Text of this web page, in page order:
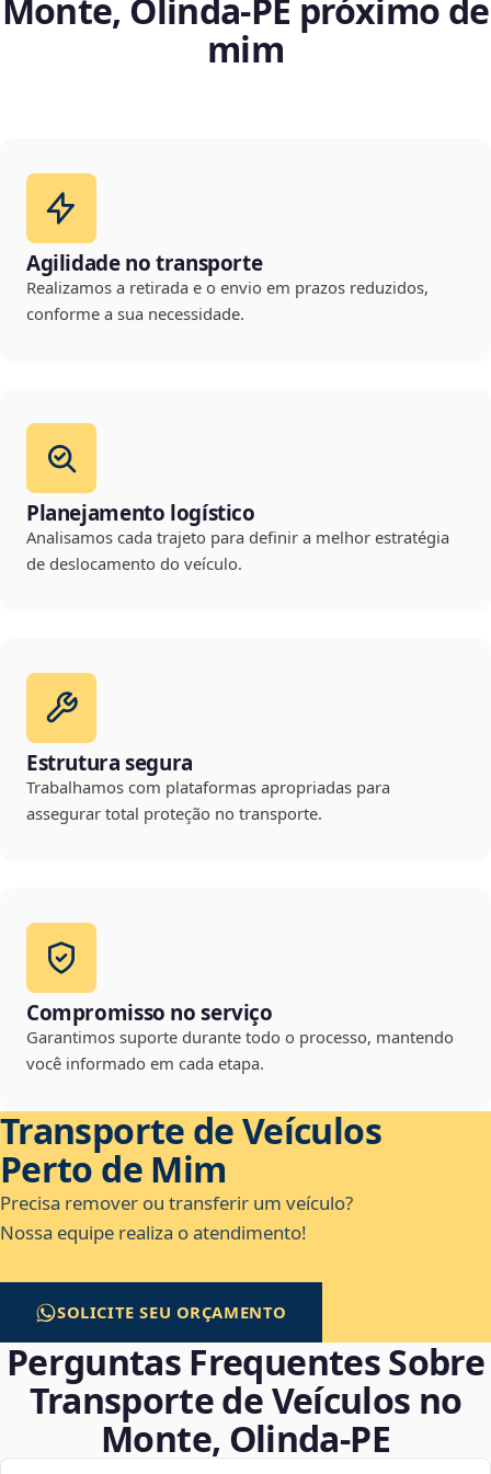
Monte, Olinda‑PE próximo de
mim
Agilidade no transporte
Realizamos a retirada e o envio em prazos reduzidos,
conforme a sua necessidade.
Planejamento logístico
Analisamos cada trajeto para definir a melhor estratégia
de deslocamento do veículo.
Estrutura segura
Trabalhamos com plataformas apropriadas para
assegurar total proteção no transporte.
Compromisso no serviço
Garantimos suporte durante todo o processo, mantendo
você informado em cada etapa.
Transporte de Veículos
Perto de Mim
Precisa remover ou transferir um veículo?
Nossa equipe realiza o atendimento!
SOLICITE SEU ORÇAMENTO
Perguntas Frequentes Sobre
Transporte de Veículos no
Monte, Olinda‑PE